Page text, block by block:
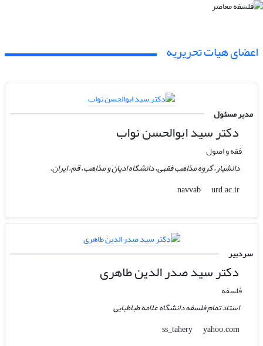
اعضای هیات تحریریه
مدیر مسئول
دکتر سید ابوالحسن نواب
فقه و اصول
دانشیار، گروه مذاهب فقهی، دانشگاه ادیان و مذاهب، قم، ایران.
navvab
urd.ac.ir
سردبیر
دکتر سید صدر الدین طاهری
فلسفه
استاد تمام فلسفه دانشگاه علامه طباطبایی
ss_tahery
yahoo.com